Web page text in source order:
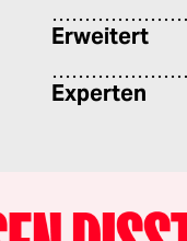
Erweitert
Experten